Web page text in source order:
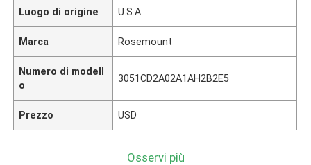
Luogo di origine U.S.A.
Marca Rosemount
Numero di modell
o
3051CD2A02A1AH2B2E5
Prezzo USD
Osservi più